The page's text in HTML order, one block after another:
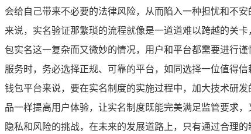
会给自己带来不必要的法律风险，从而陷入一种担忧和不
来说，实名验证那繁琐的流程就像是一道道难以跨越的关
包实名这一复杂而又微妙的情况，用户和平台都需要进行
服务时，务必选择正规、可靠的平台，如同选择一位值得
钱包平台来说，要在实名制度的实施过程中，加大技术研
品一样提高用户体验，让实名制度既能完美满足监管要求
隐私和风险的挑战，在未来的发展道路上，只有通过合理